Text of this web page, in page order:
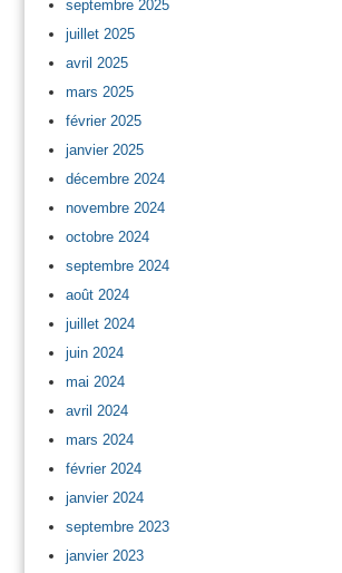
septembre 2025
juillet 2025
avril 2025
mars 2025
février 2025
janvier 2025
décembre 2024
novembre 2024
octobre 2024
septembre 2024
août 2024
juillet 2024
juin 2024
mai 2024
avril 2024
mars 2024
février 2024
janvier 2024
septembre 2023
janvier 2023